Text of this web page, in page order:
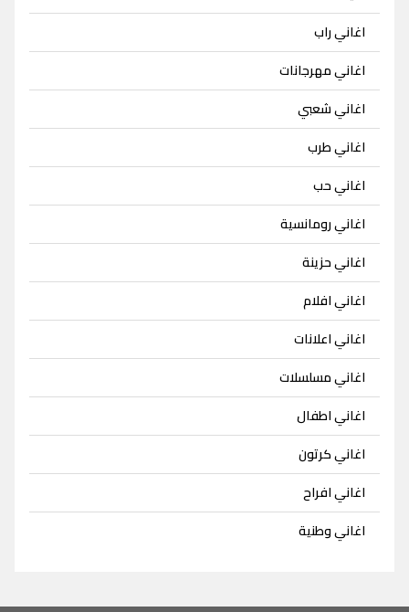
اغاني راب
اغاني مهرجانات
اغاني شعبي
اغاني طرب
اغاني حب
اغاني رومانسية
اغاني حزينة
اغاني افلام
اغاني اعلانات
اغاني مسلسلات
اغاني اطفال
اغاني كرتون
اغاني افراح
اغاني وطنية